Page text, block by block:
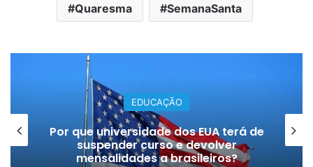
Quaresma SemanaSanta
EDUCAÇÃO
Por que universidade dos EUA terá de
suspender curso e devolver
mensalidades a brasileiros?